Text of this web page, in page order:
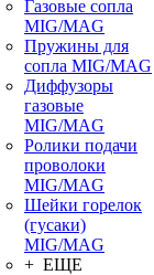
Газовые сопла
MIG/MAG
Пружины для
сопла MIG/MAG
Диффузоры
газовые
MIG/MAG
Ролики подачи
проволоки
MIG/MAG
Шейки горелок
(гусаки)
MIG/MAG
+ ЕЩЕ